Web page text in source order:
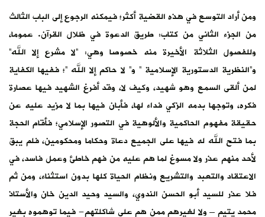
ومن أراد التوسع في هذه القضية أكثر؛ فيمكنه الرجوع إلى الباب الثالث
من الجزء الثاني من كتاب: طريق الدعوة في ظلال القرآن. عموما،
وللفصول الثلاثة الأخيرة منه خصوصا وهي: “لا مشرع إلا الله”
و”النظرية الدستورية الإسلامية ” و” لا حاكم إلا الله “؛ ففيها الكفاية
لمن ألقى السمع وهو شهيد، وكيف لا، وقد أفرغ الشهيد فيها عصارة
فكره، وتوجها بدمه الزكي فداء لها، فأبان فيها بما لا مزيد عليه عن
حقيقة مفهوم الحاكمية والألوهية في التصور الإسلامي؛ فأقام الحجة
بما فتح الله له فيها على الجميع دعاة وحكاما ومحكومين، فلم يبق
لأحد منهم عذر ولا مسوغ لما هم عليه من فهم خاطئ وعمل فاسد، في
الاعتقاد والتعبد والتشريع ونظام الحياة كلها بدون استثناء، ومن ثم
فلا عذر للسيد أبو الحسن الندوي، والسيد وحيد الدين خان والأستاذ
محمد يتيم – ولا لغيرهم ممن هم على شاكلتهم- فيما توهموه بغير